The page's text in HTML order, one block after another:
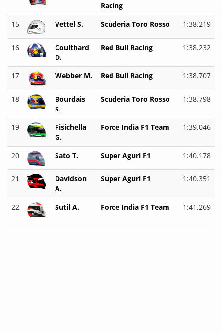
Racing
15 Vettel S. Scuderia Toro Rosso 1:38.219
16
Coulthard
D.
Red Bull Racing 1:38.232
17 Webber M. Red Bull Racing 1:38.707
18
Bourdais
S.
Scuderia Toro Rosso 1:38.798
19
Fisichella
G.
Force India F1 Team 1:39.046
20 Sato T. Super Aguri F1 1:40.178
21
Davidson
A.
Super Aguri F1 1:40.351
22 Sutil A. Force India F1 Team 1:41.269